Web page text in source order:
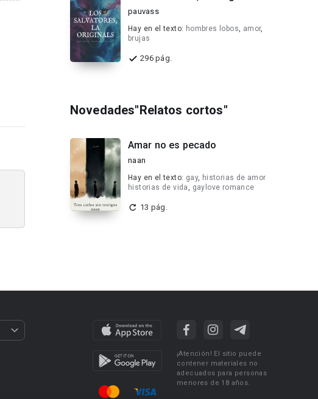
pauvass
Hay en el texto: hombres lobos, amor,
brujas
296 pág.
Novedades"Relatos cortos"
Amar no es pecado
naan
Hay en el texto: gay, historias de amor
historias de vida, gaylove romance
13 pág.
¡Atención! El sitio puede
contener materiales no
adecuados para personas
menores de 18 años.